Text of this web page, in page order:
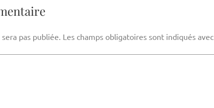
pas publiée. Les champs obligatoires sont indiqués avec